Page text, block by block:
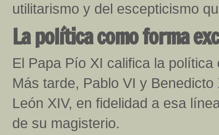
utilitarismo y del escepticismo
La política como forma
El Papa Pío XI califica la política
Más tarde, Pablo VI y
León XIV, en fidelidad a esa
de su magisterio.